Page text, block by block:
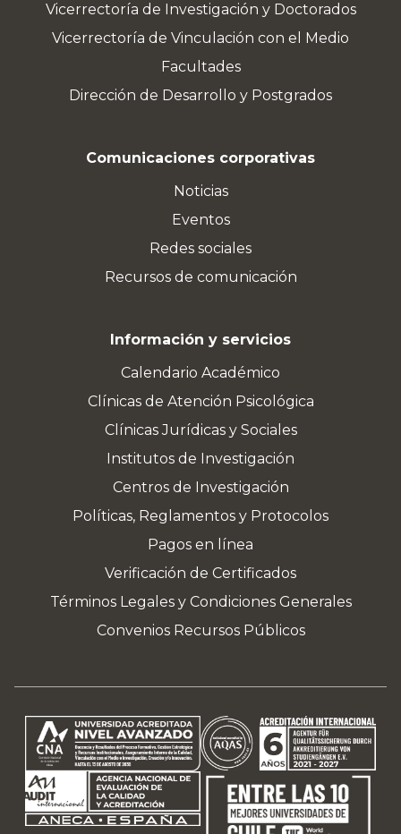
Vicerrectoría de Investigación y Doctorados
Vicerrectoría de Vinculación con el Medio
Facultades
Dirección de Desarrollo y Postgrados
Comunicaciones corporativas
Noticias
Eventos
Redes sociales
Recursos de comunicación
Información y servicios
Calendario Académico
Clínicas de Atención Psicológica
Clínicas Jurídicas y Sociales
Institutos de Investigación
Centros de Investigación
Políticas, Reglamentos y Protocolos
Pagos en línea
Verificación de Certificados
Términos Legales y Condiciones Generales
Convenios Recursos Públicos